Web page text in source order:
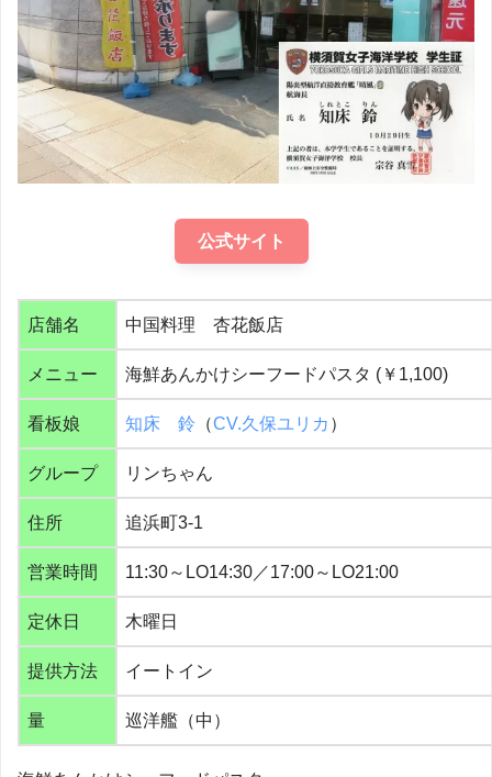
公式サイト
店舗名 中国料理 杏花飯店
メニュー 海鮮あんかけシーフードパスタ (￥1,100)
看板娘 知床 鈴 （CV.久保ユリカ ）
グループ リンちゃん
住所 追浜町3-1
営業時間 11:30～LO14:30／17:00～LO21:00
定休日 木曜日
提供方法 イートイン
量 巡洋艦（中）